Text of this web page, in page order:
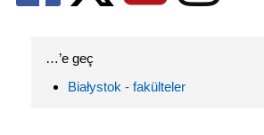
…’e geç
Białystok - fakülteler